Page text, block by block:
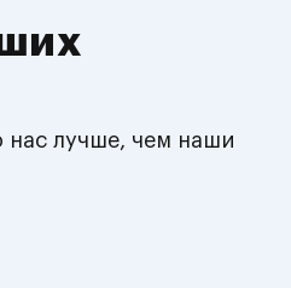
нас лучше, чем наши